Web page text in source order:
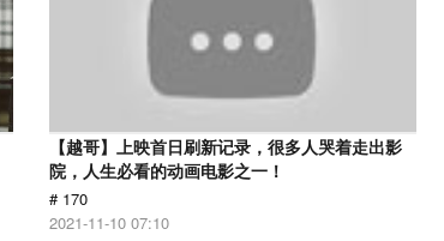
【越哥】上映首日刷新记录，很多人哭着走出影
院，人生必看的动画电影之一！
# 170
2021-11-10 07:10